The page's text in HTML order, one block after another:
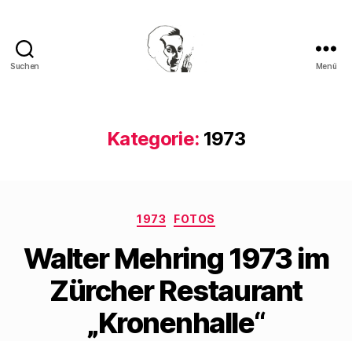
Suchen Menü
Kategorie: 1973
Kategorien
1973 FOTOS
Walter Mehring 1973 im
Zürcher Restaurant
„Kronenhalle“